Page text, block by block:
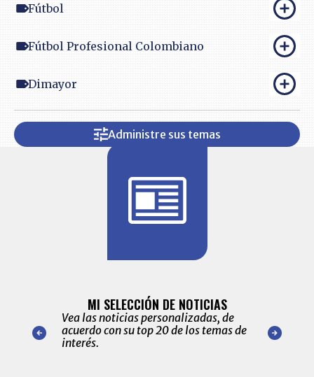
Fútbol
Fútbol Profesional Colombiano
Dimayor
Administre sus temas
nuestro
para
MI SELECCIÓN DE NOTICIAS
Vea las noticias personalizadas, de
acuerdo con su top 20 de los temas de
interés.
de las